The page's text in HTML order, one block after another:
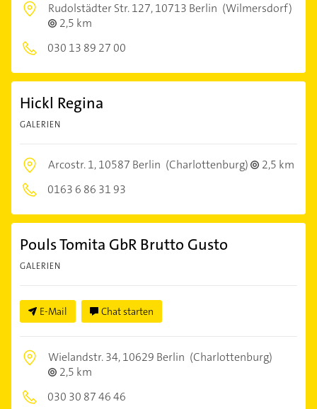
Rudolstädter Str. 127,10713 Berlin (Wilmersdorf)
2,5 km
030 13 89 27 00
Hickl Regina
GALERIEN
Arcostr. 1,10587 Berlin (Charlottenburg)
2,5 km
0163 6 86 31 93
Pouls Tomita GbR Brutto Gusto
GALERIEN
E-Mail Chat starten
Wielandstr. 34,10629 Berlin (Charlottenburg)
2,5 km
030 30 87 46 46